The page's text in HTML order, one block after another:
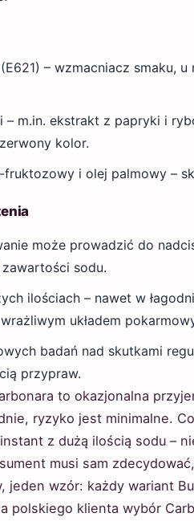
– wzmacniacz smaku,
– m.in. ekstrakt z papryki i
kolor.
i olej palmowy –
może prowadzić do
sodu.
ilościach – nawet w
układem
badań nad skutkami
przypraw.
to okazjonalna
ryzyko jest minimalne.
z dużą ilością sodu –
musi sam
jeden wzór: każdy wariant
polskiego klienta wybór